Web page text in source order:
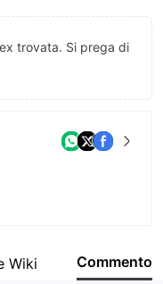
trovata. Si prega di
Wiki Commento